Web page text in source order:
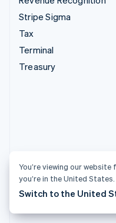
Stripe Sigma
Tax
Terminal
Treasury
You’re viewing our
you’re in the United States.
Switch to the United